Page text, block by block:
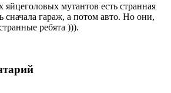
яйцеголовых мутантов есть странная
сначала гараж, а потом авто. Но они,
ребята ))).